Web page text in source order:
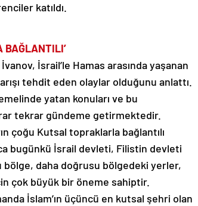
katıldı.
BAĞLANTILI’
İsrail’le Hamas arasında yaşanan
tehdit eden olaylar olduğunu anlattı.
yatan konuları ve bu
tekrar gündeme getirmektedir.
çoğu Kutsal topraklarla bağlantılı
bugünkü İsrail devleti, Filistin devleti
bölge, daha doğrusu bölgedeki yerler,
çok büyük bir öneme sahiptir.
İslam’ın üçüncü en kutsal şehri olan